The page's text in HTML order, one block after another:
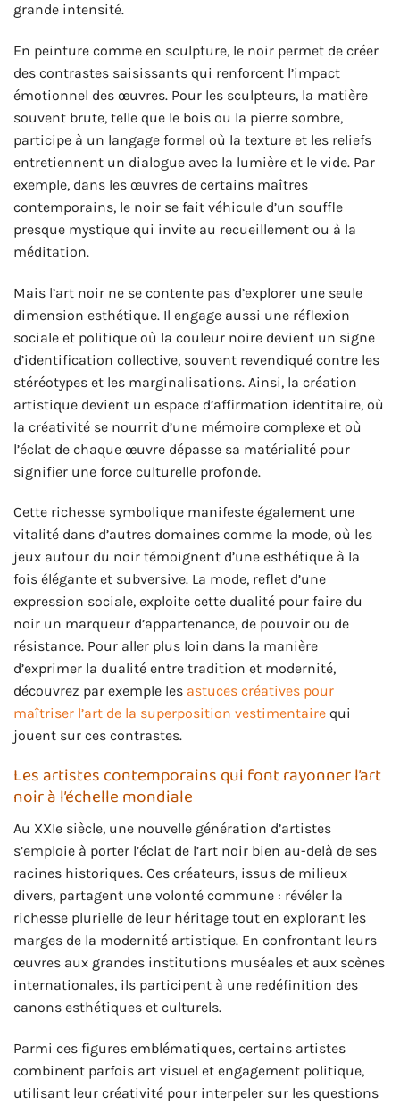
grande intensité.
En peinture comme en sculpture, le noir permet de créer
des contrastes saisissants qui renforcent l’impact
émotionnel des œuvres. Pour les sculpteurs, la matière
souvent brute, telle que le bois ou la pierre sombre,
participe à un langage formel où la texture et les reliefs
entretiennent un dialogue avec la lumière et le vide. Par
exemple, dans les œuvres de certains maîtres
contemporains, le noir se fait véhicule d’un souffle
presque mystique qui invite au recueillement ou à la
méditation.
Mais l’art noir ne se contente pas d’explorer une seule
dimension esthétique. Il engage aussi une réflexion
sociale et politique où la couleur noire devient un signe
d’identification collective, souvent revendiqué contre les
stéréotypes et les marginalisations. Ainsi, la création
artistique devient un espace d’affirmation identitaire, où
la créativité se nourrit d’une mémoire complexe et où
l’éclat de chaque œuvre dépasse sa matérialité pour
signifier une force culturelle profonde.
Cette richesse symbolique manifeste également une
vitalité dans d’autres domaines comme la mode, où les
jeux autour du noir témoignent d’une esthétique à la
fois élégante et subversive. La mode, reflet d’une
expression sociale, exploite cette dualité pour faire du
noir un marqueur d’appartenance, de pouvoir ou de
résistance. Pour aller plus loin dans la manière
d’exprimer la dualité entre tradition et modernité,
découvrez par exemple les astuces créatives pour
maîtriser l’art de la superposition vestimentaire qui
jouent sur ces contrastes.
Les artistes contemporains qui font rayonner l’art
noir à l’échelle mondiale
Au XXIe siècle, une nouvelle génération d’artistes
s’emploie à porter l’éclat de l’art noir bien au-delà de ses
racines historiques. Ces créateurs, issus de milieux
divers, partagent une volonté commune : révéler la
richesse plurielle de leur héritage tout en explorant les
marges de la modernité artistique. En confrontant leurs
œuvres aux grandes institutions muséales et aux scènes
internationales, ils participent à une redéfinition des
canons esthétiques et culturels.
Parmi ces figures emblématiques, certains artistes
combinent parfois art visuel et engagement politique,
utilisant leur créativité pour interpeler sur les questions